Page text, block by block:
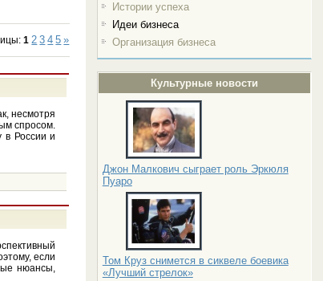
Истории успеха
Идеи бизнеса
Организация бизнеса
Культурные новости
Джон Малкович сыграет роль Эркюля
Пуаро
Том Круз снимется в сиквеле боевика
«Лучший стрелок»
:1 2 3 4 5 »
несмотря
спросом.
в России и
если
нюансы,